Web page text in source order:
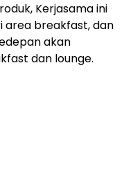
Kerjasama ini
area breakfast, dan
akan
dan lounge.